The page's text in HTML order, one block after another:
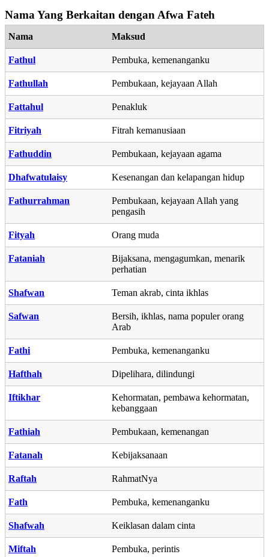
Nama Yang Berkaitan dengan Afwa Fateh
Nama Maksud
Fathul Pembuka, kemenanganku
Fathullah Pembukaan, kejayaan Allah
Fattahul Penakluk
Fitriyah Fitrah kemanusiaan
Fathuddin Pembukaan, kejayaan agama
Dhafwatulaisy Kesenangan dan kelapangan hidup
Fathurrahman
Pembukaan, kejayaan Allah yang
pengasih
Fityah Orang muda
Fataniah
Bijaksana, mengagumkan, menarik
perhatian
Shafwan Teman akrab, cinta ikhlas
Safwan
Bersih, ikhlas, nama populer orang
Arab
Fathi Pembuka, kemenanganku
Hafthah Dipelihara, dilindungi
Iftikhar
Kehormatan, pembawa kehormatan,
kebanggaan
Fathiah Pembukaan, kemenangan
Fatanah Kebijaksanaan
Raftah RahmatNya
Fath Pembuka, kemenanganku
Shafwah Keiklasan dalam cinta
Miftah Pembuka, perintis